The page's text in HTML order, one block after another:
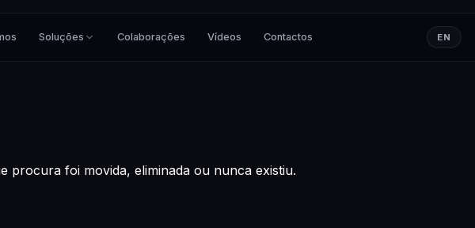
Soluções Colaborações Vídeos Contactos EN
procura foi movida, eliminada ou nunca existiu.